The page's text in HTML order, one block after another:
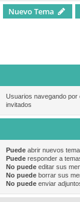
Nuevo Tema
Usuarios navegando
invitados
Puede abrir nuevos
Puede responder a
No puede editar sus
No puede borrar sus
No puede enviar